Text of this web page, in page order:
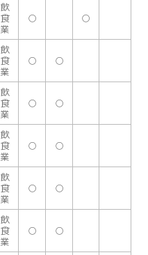
飲
食
業
○ ○
飲
食
業
○ ○
飲
食
業
○ ○
飲
食
業
○ ○
飲
食
業
○ ○
飲
食
業
○ ○